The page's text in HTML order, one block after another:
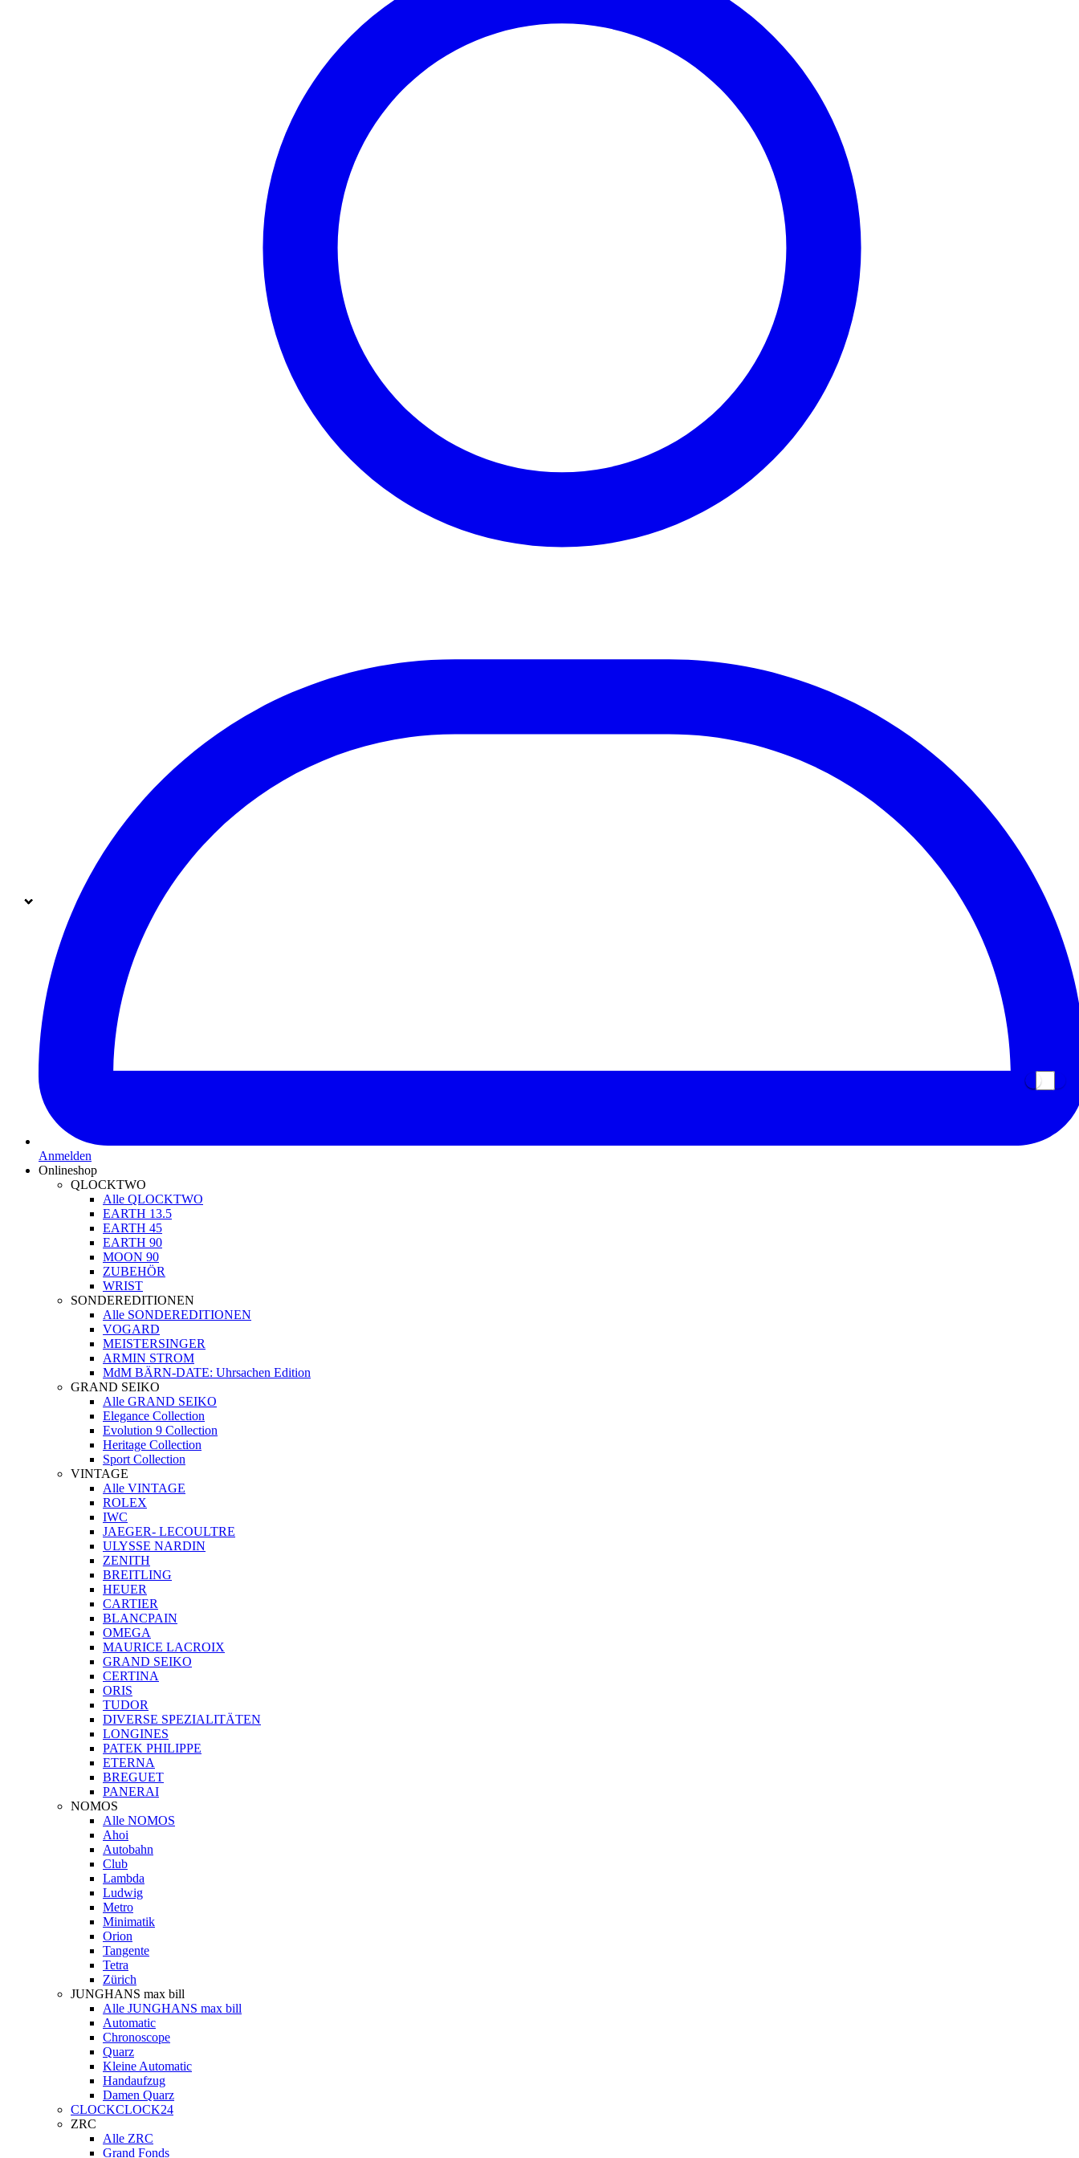
Anmelden
Onlineshop
QLOCKTWO
Alle QLOCKTWO
EARTH 13.5
EARTH 45
EARTH 90
MOON 90
ZUBEHÖR
WRIST
SONDEREDITIONEN
Alle SONDEREDITIONEN
VOGARD
MEISTERSINGER
ARMIN STROM
MdM BÄRN-DATE: Uhrsachen Edition
GRAND SEIKO
Alle GRAND SEIKO
Elegance Collection
Evolution 9 Collection
Heritage Collection
Sport Collection
VINTAGE
Alle VINTAGE
ROLEX
IWC
JAEGER- LECOULTRE
ULYSSE NARDIN
ZENITH
BREITLING
HEUER
CARTIER
BLANCPAIN
OMEGA
MAURICE LACROIX
GRAND SEIKO
CERTINA
ORIS
TUDOR
DIVERSE SPEZIALITÄTEN
LONGINES
PATEK PHILIPPE
ETERNA
BREGUET
PANERAI
NOMOS
Alle NOMOS
Ahoi
Autobahn
Club
Lambda
Ludwig
Metro
Minimatik
Orion
Tangente
Tetra
Zürich
JUNGHANS max bill
Alle JUNGHANS max bill
Automatic
Chronoscope
Quarz
Kleine Automatic
Handaufzug
Damen Quarz
CLOCKCLOCK24
ZRC
Alle ZRC
Grand Fonds